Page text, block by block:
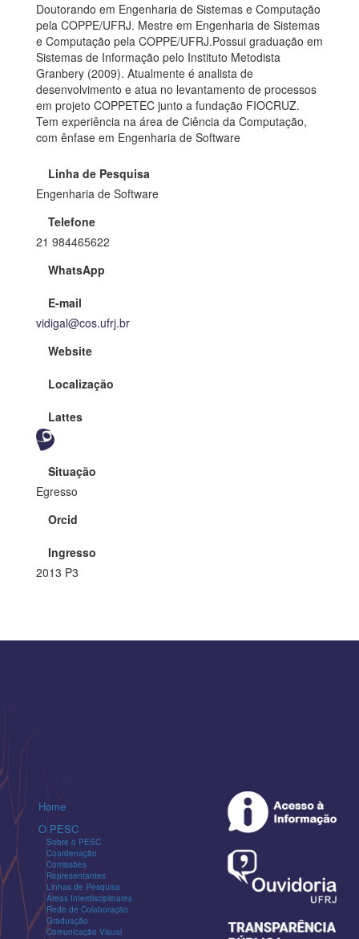
Doutorando em Engenharia de Sistemas e Computação
pela COPPE/UFRJ. Mestre em Engenharia de Sistemas
e Computação pela COPPE/UFRJ.Possui graduação em
Sistemas de Informação pelo Instituto Metodista
Granbery (2009). Atualmente é analista de
desenvolvimento e atua no levantamento de processos
em projeto COPPETEC junto a fundação FIOCRUZ.
Tem experiência na área de Ciência da Computação,
com ênfase em Engenharia de Software
Linha de Pesquisa
Engenharia de Software
Telefone
21 984465622
WhatsApp
E-mail
vidigal@cos.ufrj.br
Website
Localização
Lattes
Situação
Egresso
Orcid
Ingresso
2013 P3
Home
O PESC
Sobre o PESC
Coordenação
Comissões
Representantes
Linhas de Pesquisa
Áreas Interdisciplinares
Rede de Colaboração
Graduação
Comunicação Visual